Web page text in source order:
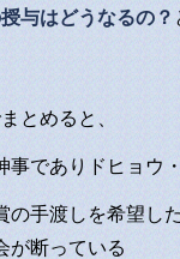
与はどうなるの？
とめると、
事でありドヒョウ
の手渡しを希望し
が断っている